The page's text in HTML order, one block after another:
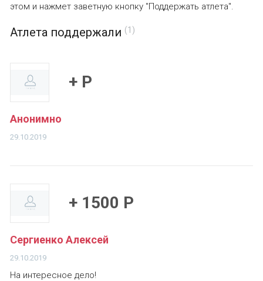
этом и нажмет заветную кнопку "Поддержать атлета".
Атлета поддержали (1)
Анонимно
29.10.2019
+ Р
Сергиенко Алексей
29.10.2019
На интересное дело!
+ 1500 Р